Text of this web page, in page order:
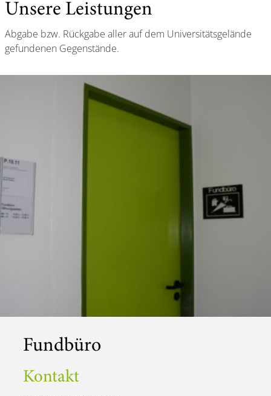
Unsere Leistungen
Abgabe bzw. Rückgabe aller auf dem Universitätsgelände
gefundenen Gegenstände.
Fundbüro
Kontakt